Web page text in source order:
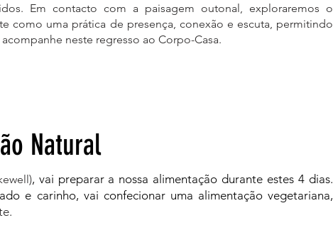
Em contacto com a paisagem outonal, exploraremos o
como uma prática de presença, conexão e escuta, permitindo
neste regresso ao Corpo-Casa.
Natural
, vai preparar a nossa alimentação durante estes 4 dias.
e carinho, vai confecionar uma alimentação vegetariana,